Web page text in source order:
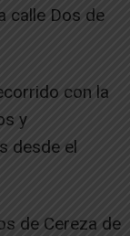
calle Dos de
con la
y
desde el
de Cereza de